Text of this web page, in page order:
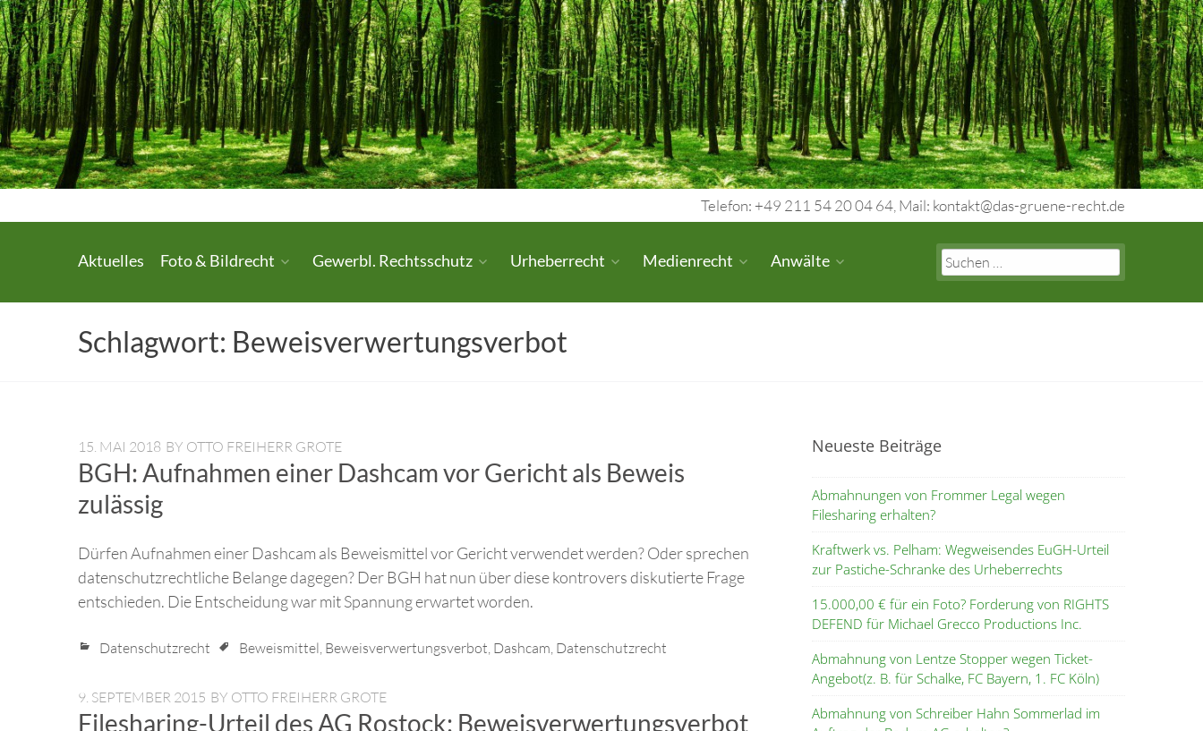
Skip
to
content
Telefon: +49 211 54 20 04 64, Mail: kontakt@das-gruene-recht.de
Urheberrecht.
Medienrecht.
gewerbl.
Rechtsschutz.
Search
for:
Aktuelles Foto & Bildrecht Gewerbl. Rechtsschutz Urheberrecht Medienrecht Anwälte
Schlagwort: Beweisverwertungsverbot
15. MAI 2018 BY OTTO FREIHERR GROTE
BGH: Aufnahmen einer Dashcam vor Gericht als Beweis
zulässig
Dürfen Aufnahmen einer Dashcam als Beweismittel vor Gericht verwendet werden? Oder sprechen
datenschutzrechtliche Belange dagegen? Der BGH hat nun über diese kontrovers diskutierte Frage
entschieden. Die Entscheidung war mit Spannung erwartet worden.
Datenschutzrecht Beweismittel Beweisverwertungsverbot Dashcam Datenschutzrecht
9. SEPTEMBER 2015 BY OTTO FREIHERR GROTE
Filesharing-Urteil des AG Rostock: Beweisverwertungsverbot
Neueste Beiträge
Abmahnungen von Frommer Legal wegen
Filesharing erhalten?
Kraftwerk vs. Pelham: Wegweisendes EuGH-Urteil
zur Pastiche-Schranke des Urheberrechts
15.000,00 € für ein Foto? Forderung von RIGHTS
DEFEND für Michael Grecco Productions Inc.
Abmahnung von Lentze Stopper wegen Ticket-
Angebot(z. B. für Schalke, FC Bayern, 1. FC Köln)
Abmahnung von Schreiber Hahn Sommerlad im